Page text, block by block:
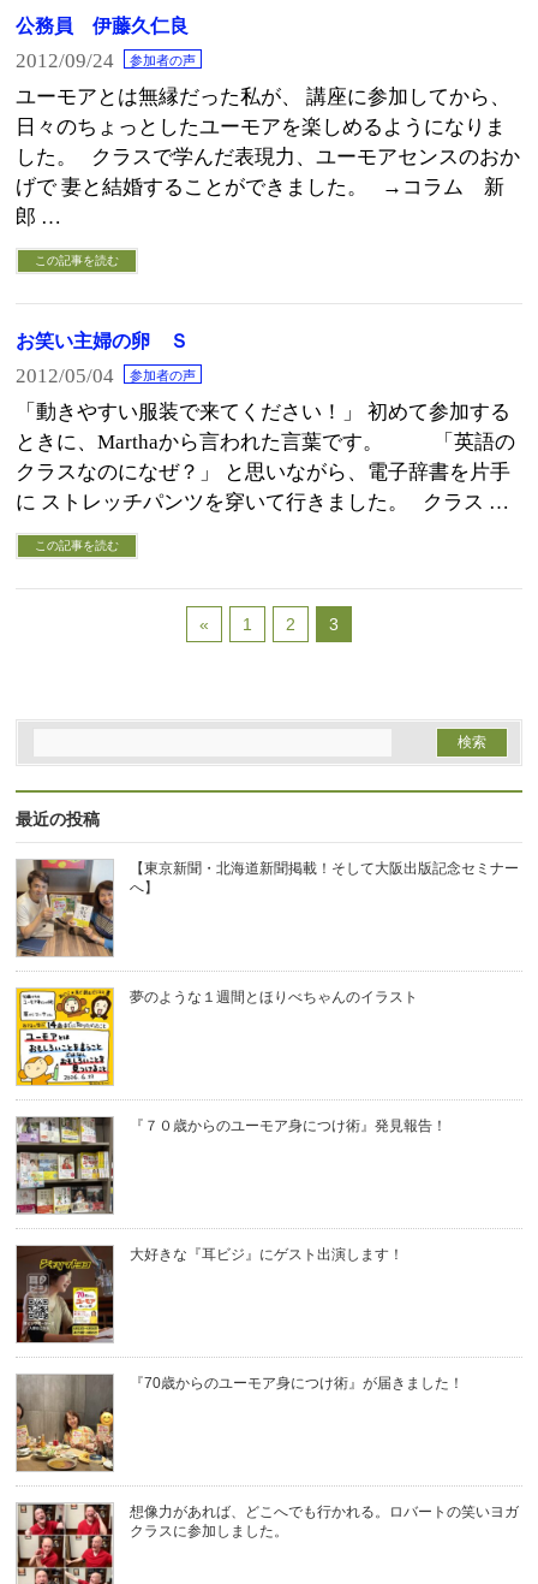
公務員 伊藤久仁良
2012/09/24 参加者の声
ユーモアとは無縁だった私が、 講座に参加してから、
日々のちょっとしたユーモアを楽しめるようになりま
した。 クラスで学んだ表現力、ユーモアセンスのおか
げで 妻と結婚することができました。 →コラム 新
郎 …
この記事を読む
お笑い主婦の卵 Ｓ
2012/05/04 参加者の声
「動きやすい服装で来てください！」 初めて参加する
ときに、Marthaから言われた言葉です。 「英語の
クラスなのになぜ？」 と思いながら、電子辞書を片手
に ストレッチパンツを穿いて行きました。 クラス …
この記事を読む
« 1 2 3
最近の投稿
【東京新聞・北海道新聞掲載！そして大阪出版記念セミナー
へ】
夢のような１週間とほりべちゃんのイラスト
『７０歳からのユーモア身につけ術』発見報告！
大好きな『耳ビジ』にゲスト出演します！
『70歳からのユーモア身につけ術』が届きました！
想像力があれば、どこへでも行かれる。ロバートの笑いヨガ
クラスに参加しました。